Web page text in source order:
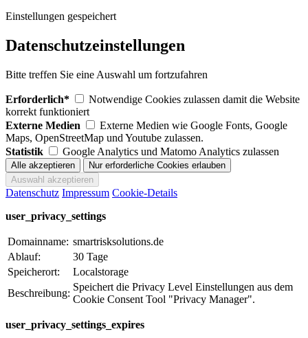
Einstellungen gespeichert
Datenschutzeinstellungen
Bitte treffen Sie eine Auswahl um fortzufahren
Erforderlich*
Notwendige Cookies zulassen damit die Website
korrekt funktioniert
Externe Medien
Externe Medien wie Google Fonts, Google
Maps, OpenStreetMap und Youtube zulassen.
Statistik
Google Analytics und Matomo Analytics zulassen
Datenschutz Impressum Cookie-Details
user_privacy_settings
Domainname: smartrisksolutions.de
Ablauf:
30 Tage
Speicherort:
Localstorage
Beschreibung:
Speichert die Privacy Level Einstellungen aus dem
Cookie Consent Tool "Privacy Manager".
user_privacy_settings_expires